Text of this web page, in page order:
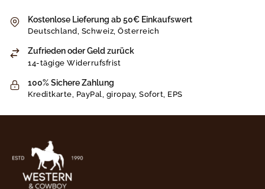
Kostenlose Lieferung ab 50€ Einkaufswert
Deutschland, Schweiz, Österreich
Zufrieden oder Geld zurück
14-tägige Widerrufsfrist
100% Sichere Zahlung
Kreditkarte, PayPal, giropay, Sofort, EPS